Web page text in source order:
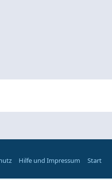
Hilfe und Impressum Start